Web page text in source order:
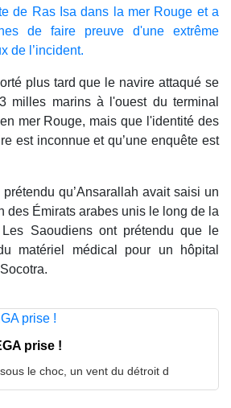
de Ras Isa dans la mer Rouge et a
de faire preuve d'une extrême
de l’incident.
plus tard que le navire attaqué se
milles marins à l'ouest du terminal
mer Rouge, mais que l'identité des
est inconnue et qu’une enquête est
qu’Ansarallah avait saisi un
des Émirats arabes unis le long de la
Saoudiens ont prétendu que le
matériel médical pour un hôpital
prise !
le choc, un vent du détroit d